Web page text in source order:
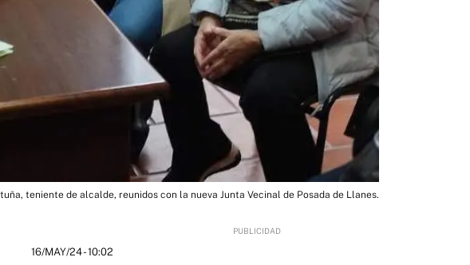
teniente de alcalde, reunidos con la nueva Junta Vecinal de Posada de Llanes.
16/MAY/24- 10:02